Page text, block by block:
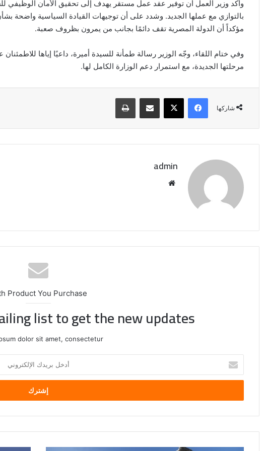
وأكد وزير العمل أن توفير عقد عمل مستقر يهدف إلى تحقيق الأمان الوظيفي
بالتوازي مع عملها الجديد. وشدد على أن توجيهات القيادة السياسية واضحة
مؤكداً أن الدولة المصرية تقف دائمًا بجانب من يمرون بظروف صعبة.
وفي ختام اللقاء، وجّه الوزير رسالة طمأنة للسيدة أميرة، داعيًا إياها
مرحلتها الجديدة، مع استمرار دعم الوزارة الكامل لها.
شاركها
فيسبوك ‫X مشاركة عبر البريد طباعة
admin
Product You Purchase
list to get the new updates!
dolor sit amet, consectetur.
بريدك
الإلكتروني
تفرض
على